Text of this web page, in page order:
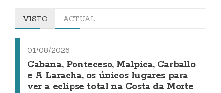
VISTO ACTUAL
01/08/2026
Cabana, Ponteceso, Malpica, Carballo
e A Laracha, os únicos lugares para
ver a eclipse total na Costa da Morte